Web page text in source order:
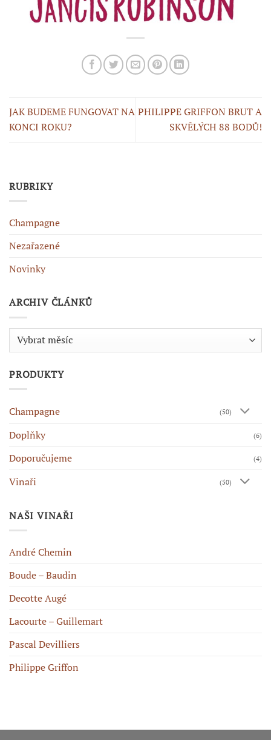
JAK BUDEME FUNGOVAT NA
KONCI ROKU?
PHILIPPE GRIFFON BRUT A
SKVĚLÝCH 88 BODŮ!
RUBRIKY
Champagne
Nezařazené
Novinky
ARCHIV ČLÁNKŮ
Archiv
článků
PRODUKTY
Champagne (50)
Doplňky (6)
Doporučujeme (4)
Vinaři (50)
NAŠI VINAŘI
André Chemin
Boude – Baudin
Decotte Augé
Lacourte – Guillemart
Pascal Devilliers
Philippe Griffon